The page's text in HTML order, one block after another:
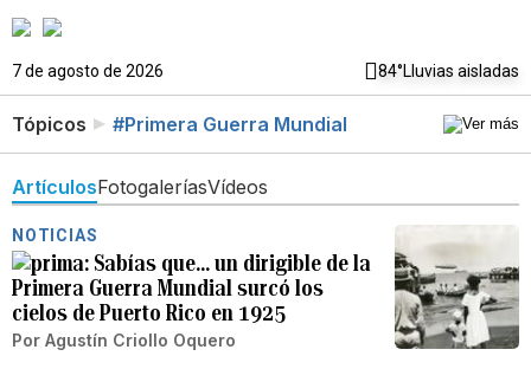
7 de agosto de 2026 84°Lluvias aisladas
Tópicos #Primera Guerra Mundial
ArtículosFotogaleríasVídeos
NOTICIAS
Sabías que… un dirigible de la
Primera Guerra Mundial surcó los
cielos de Puerto Rico en 1925
Por Agustín Criollo Oquero